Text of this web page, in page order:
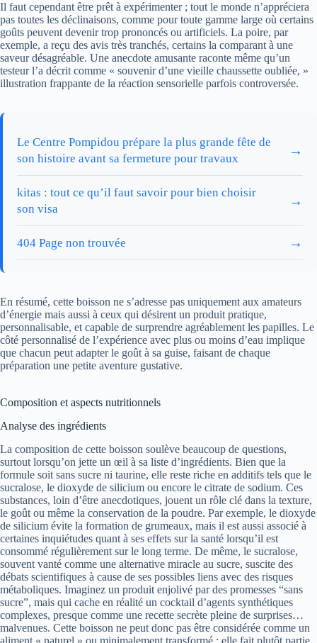
Il faut cependant être prêt à expérimenter ; tout le monde n’appréciera
pas toutes les déclinaisons, comme pour toute gamme large où certains
goûts peuvent devenir trop prononcés ou artificiels. La poire, par
exemple, a reçu des avis très tranchés, certains la comparant à une
saveur désagréable. Une anecdote amusante raconte même qu’un
testeur l’a décrit comme « souvenir d’une vieille chaussette oubliée, »
illustration frappante de la réaction sensorielle parfois controversée.
Le Centre Pompidou prépare la plus grande fête de
son histoire avant sa fermeture pour travaux
→
kitas : tout ce qu’il faut savoir pour bien choisir
son visa
→
404 Page non trouvée →
En résumé, cette boisson ne s’adresse pas uniquement aux amateurs
d’énergie mais aussi à ceux qui désirent un produit pratique,
personnalisable, et capable de surprendre agréablement les papilles. Le
côté personnalisé de l’expérience avec plus ou moins d’eau implique
que chacun peut adapter le goût à sa guise, faisant de chaque
préparation une petite aventure gustative.
Composition et aspects nutritionnels
Analyse des ingrédients
La composition de cette boisson soulève beaucoup de questions,
surtout lorsqu’on jette un œil à sa liste d’ingrédients. Bien que la
formule soit sans sucre ni taurine, elle reste riche en additifs tels que le
sucralose, le dioxyde de silicium ou encore le citrate de sodium. Ces
substances, loin d’être anecdotiques, jouent un rôle clé dans la texture,
le goût ou même la conservation de la poudre. Par exemple, le dioxyde
de silicium évite la formation de grumeaux, mais il est aussi associé à
certaines inquiétudes quant à ses effets sur la santé lorsqu’il est
consommé régulièrement sur le long terme. De même, le sucralose,
souvent vanté comme une alternative miracle au sucre, suscite des
débats scientifiques à cause de ses possibles liens avec des risques
métaboliques. Imaginez un produit enjolivé par des promesses “sans
sucre”, mais qui cache en réalité un cocktail d’agents synthétiques
complexes, presque comme une recette secrète pleine de surprises…
malvenues. Cette boisson ne peut donc pas être considérée comme un
aliment « naturel » ou minimalement transformé ; elle fait plutôt partie